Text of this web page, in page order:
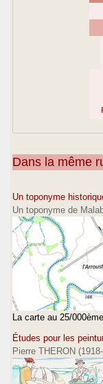
Dans la même
Un toponyme
Un toponyme de
La carte au 25/
Études pour les
Pierre THERON